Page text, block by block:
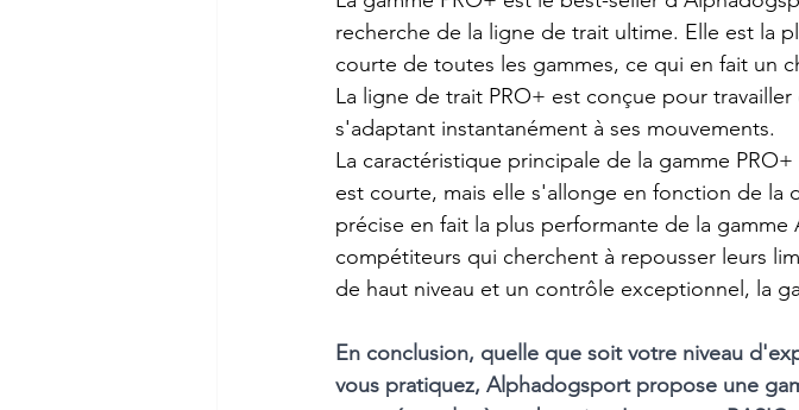
recherche de la ligne de trait ultime. Elle est la
courte de toutes les gammes, ce qui en fait un
La ligne de trait PRO+ est conçue pour
s'adaptant instantanément à ses mouvements.
La caractéristique principale de la gamme
est courte, mais elle s'allonge en fonction de la
précise en fait la plus performante de la
compétiteurs qui cherchent à repousser leurs
de haut niveau et un contrôle exceptionnel, la
En conclusion, quelle que soit votre niveau
vous pratiquez, Alphadogsport propose une